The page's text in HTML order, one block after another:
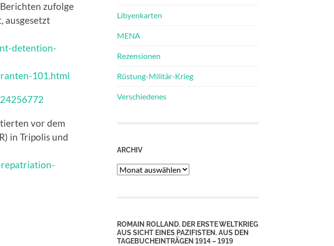
zufolge
ausgesetzt
detention-
101.html
vor dem
in Tripolis und
Libyenkarten
MENA
Rezensionen
Rüstung-Militär-Krieg
Verschiedenes
ARCHIV
Archiv
ROMAIN ROLLAND. DER ERSTE WELTKRIEG
AUS SICHT EINES PAZIFISTEN. AUS DEN
TAGEBUCHEINTRÄGEN 1914 – 1919